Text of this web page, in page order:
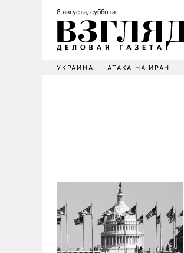
8 августа, суббота
УКРАИНА АТАКА НА ИРАН